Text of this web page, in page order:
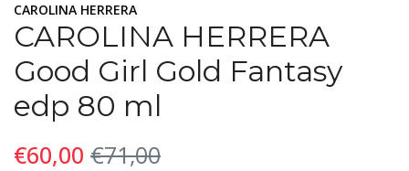
CAROLINA HERRERA
CAROLINA HERRERA
Good Girl Gold Fantasy
edp 80 ml
€60,00 €71,00